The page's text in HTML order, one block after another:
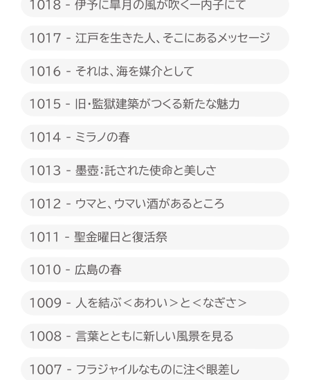
1018 - 伊予に皐月の風が吹くー内子にて
1017 - 江戸を生きた人、そこにあるメッセージ
1016 - それは、海を媒介として
1015 - 旧・監獄建築がつくる新たな魅力
1014 - ミラノの春
1013 - 墨壺：託された使命と美しさ
1012 - ウマと、ウマい酒があるところ
1011 - 聖金曜日と復活祭
1010 - 広島の春
1009 - 人を結ぶ＜あわい＞と＜なぎさ＞
1008 - 言葉とともに新しい風景を見る
1007 - フラジャイルなものに注ぐ眼差し